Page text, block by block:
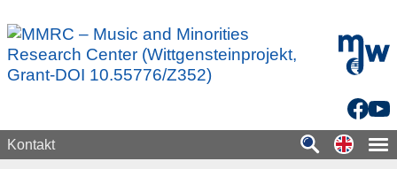
mdw -
Kontakt